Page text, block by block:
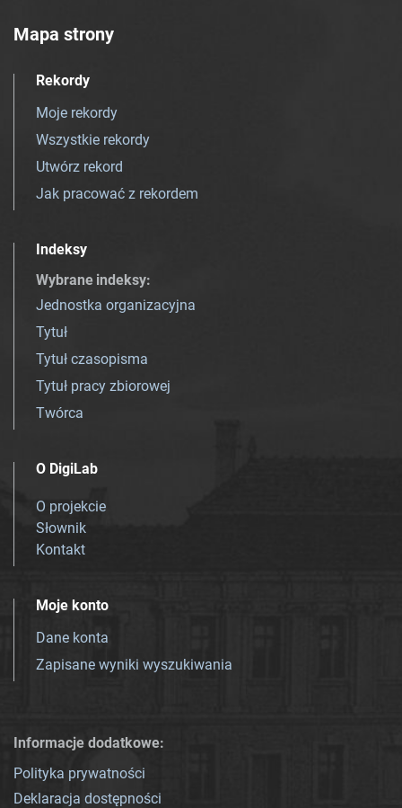
Mapa strony
Rekordy
Moje rekordy
Wszystkie rekordy
Utwórz rekord
Jak pracować z rekordem
Indeksy
Wybrane indeksy:
Jednostka organizacyjna
Tytuł
Tytuł czasopisma
Tytuł pracy zbiorowej
Twórca
O DigiLab
O projekcie
Słownik
Kontakt
Moje konto
Dane konta
Zapisane wyniki wyszukiwania
Informacje dodatkowe:
Polityka prywatności
Deklaracja dostępności